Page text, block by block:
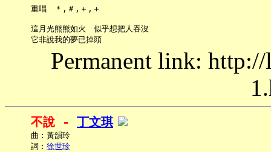
     重唱　＊,＃,＋,＋
     這月光熊熊如火　似乎想把人吞沒
Permanent link:
不說 - 丁文琪
     曲︰黃韻玲
     詞︰
徐世珍